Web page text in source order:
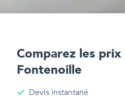
Comparez les prix
Fontenoille
Devis instantané